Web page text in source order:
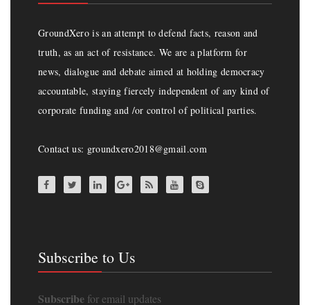
GroundXero is an attempt to defend facts, reason and
truth, as an act of resistance. We are a platform for
news, dialogue and debate aimed at holding democracy
accountable, staying fiercely independent of any kind of
corporate funding and /or control of political parties.
Contact us: groundxero2018@gmail.com
Subscribe to Us
Subscribe for email updates